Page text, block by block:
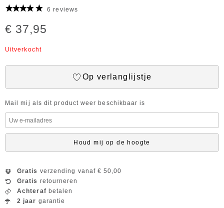
6 reviews
€ 37,95
Uitverkocht
Op verlanglijstje
Mail mij als dit product weer beschikbaar is
Houd mij op de hoogte
Gratis verzending vanaf € 50,00
Gratis retourneren
Achteraf betalen
2 jaar garantie